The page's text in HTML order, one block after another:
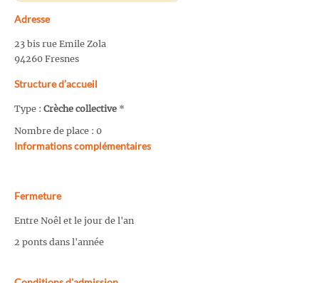
Adresse
23 bis rue Emile Zola
94260 Fresnes
Structure d’accueil
Type : Crèche collective *
Nombre de place : 0
Informations complémentaires
Fermeture
Entre Noêl et le jour de l'an
2 ponts dans l'année